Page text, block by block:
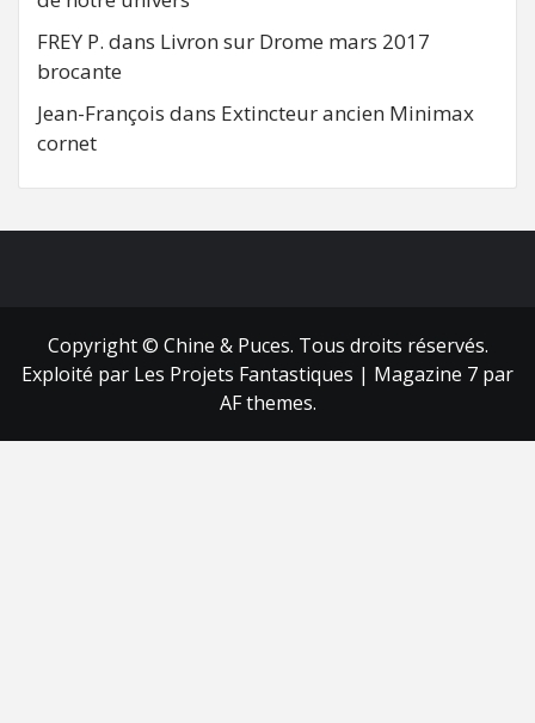
FREY P. dans Livron sur Drome mars 2017
brocante
Jean-François dans Extincteur ancien Minimax
cornet
Copyright © Chine & Puces. Tous droits réservés.
Exploité par Les Projets Fantastiques | Magazine 7 par
AF themes.